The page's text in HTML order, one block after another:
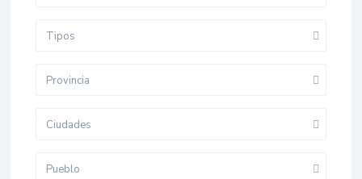
Tipos
Provincia
Ciudades
Pueblo